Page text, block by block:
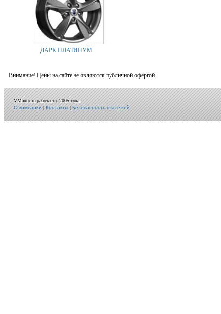
ДАРК ПЛАТИНУМ
Внимание! Цены на сайте не являются публичной офертой.
VMauto.ru работает с 2005 года.
О компании|Контакты|Безопасность платежей